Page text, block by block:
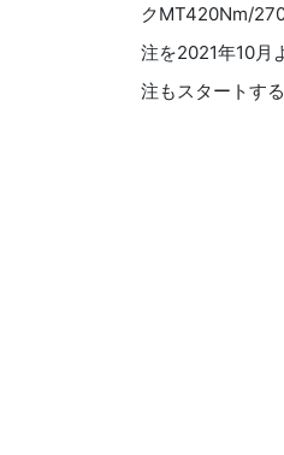
クMT420Nm/
注を2021年10月
注もスタートす